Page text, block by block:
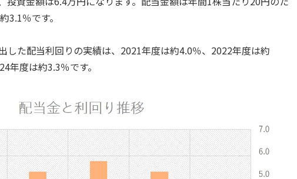
3.1％です。
した配当利回りの実績は、2021年度は約4.0％、2022年度は約
年度は約3.3％です。